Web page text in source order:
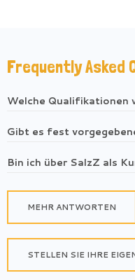
Frequently Asked
Welche Qualifikationen
Gibt es fest
Bin ich über SalzZ als
MEHR ANTWORTEN
STELLEN SIE IHRE